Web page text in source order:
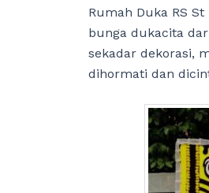
Rumah Duka RS
bunga dukacita
sekadar dekorasi,
dihormati dan